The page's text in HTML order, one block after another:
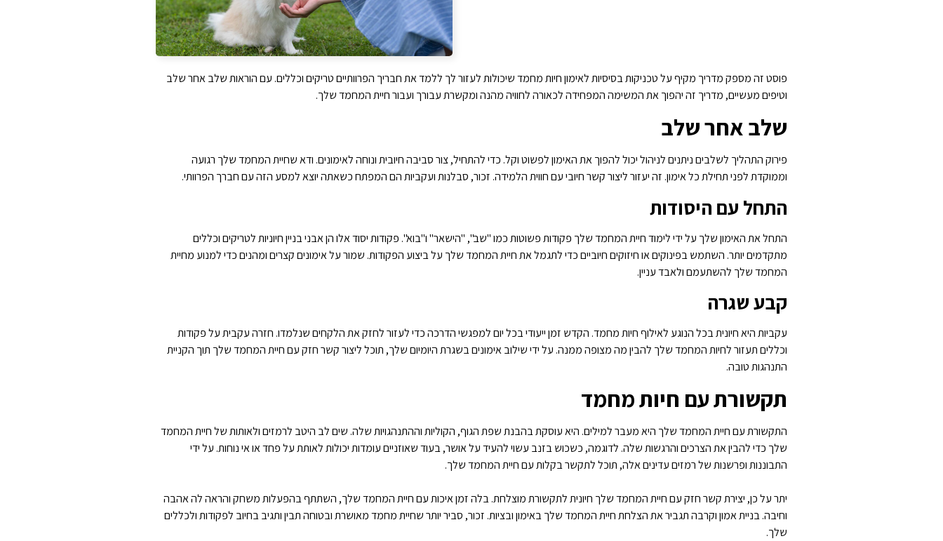
פוסט זה מספק מדריך מקיף על טכניקות בסיסיות לאימון חיות מחמד שיכולות לעזור לך ללמד את חבריך הפרוותיים טריקים וכללים. עם הוראות שלב אחר שלב
וטיפים מעשיים, מדריך זה יהפוך את המשימה המפחידה לכאורה לחוויה מהנה ומקשרת עבורך ועבור חיית המחמד שלך.
שלב אחר שלב
פירוק התהליך לשלבים ניתנים לניהול יכול להפוך את האימון לפשוט וקל. כדי להתחיל, צור סביבה חיובית ונוחה לאימונים. ודא שחיית המחמד שלך רגועה
וממוקדת לפני תחילת כל אימון. זה יעזור ליצור קשר חיובי עם חווית הלמידה. זכור, סבלנות ועקביות הם המפתח כשאתה יוצא למסע הזה עם חברך הפרוותי.
התחל עם היסודות
התחל את האימון שלך על ידי לימוד חיית המחמד שלך פקודות פשוטות כמו "שב", "הישאר" ו"בוא". פקודות יסוד אלו הן אבני בניין חיוניות לטריקים וכללים
מתקדמים יותר. השתמש בפינוקים או חיזוקים חיוביים כדי לתגמל את חיית המחמד שלך על ביצוע הפקודות. שמור על אימונים קצרים ומהנים כדי למנוע מחיית
המחמד שלך להשתעמם ולאבד עניין.
קבע שגרה
עקביות היא חיונית בכל הנוגע לאילוף חיות מחמד. הקדש זמן ייעודי בכל יום למפגשי הדרכה כדי לעזור לחזק את הלקחים שנלמדו. חזרה עקבית על פקודות
וכללים תעזור לחיות המחמד שלך להבין מה מצופה ממנה. על ידי שילוב אימונים בשגרת היומיום שלך, תוכל ליצור קשר חזק עם חיית המחמד שלך תוך הקניית
התנהגות טובה.
תקשורת עם חיות מחמד
התקשורת עם חיית המחמד שלך היא מעבר למילים. היא עוסקת בהבנת שפת הגוף, הקוליות וההתנהגויות שלה. שים לב היטב לרמזים ולאותות של חיית המחמד
שלך כדי להבין את הצרכים והרגשות שלה. לדוגמה, כשכוש בזנב עשוי להעיד על אושר, בעוד שאוזניים עומדות יכולות לאותת על פחד או אי נוחות. על ידי
התבוננות ופרשנות של רמזים עדינים אלה, תוכל לתקשר בקלות עם חיית המחמד שלך.
יתר על כן, יצירת קשר חזק עם חיית המחמד שלך חיונית לתקשורת מוצלחת. בלה זמן איכות עם חיית המחמד שלך, השתתף בהפעלות משחק והראה לה אהבה
וחיבה. בניית אמון וקרבה תגביר את הצלחת חיית המחמד שלך באימון ובציות. זכור, סביר יותר שחיית מחמד מאושרת ובטוחה תבין ותגיב בחיוב לפקודות ולכללים
שלך.